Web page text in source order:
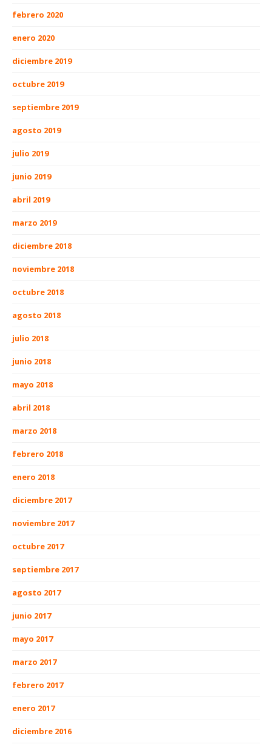
febrero 2020
enero 2020
diciembre 2019
octubre 2019
septiembre 2019
agosto 2019
julio 2019
junio 2019
abril 2019
marzo 2019
diciembre 2018
noviembre 2018
octubre 2018
agosto 2018
julio 2018
junio 2018
mayo 2018
abril 2018
marzo 2018
febrero 2018
enero 2018
diciembre 2017
noviembre 2017
octubre 2017
septiembre 2017
agosto 2017
junio 2017
mayo 2017
marzo 2017
febrero 2017
enero 2017
diciembre 2016